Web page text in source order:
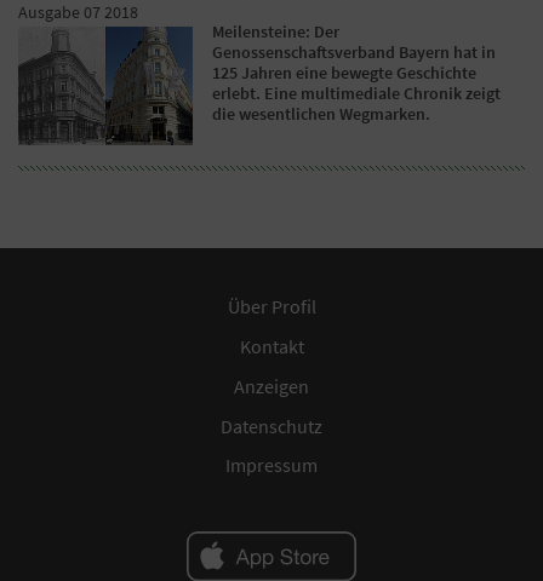
Ausgabe 07 2018
Meilensteine: Der
Genossenschaftsverband Bayern hat in
125 Jahren eine bewegte Geschichte
erlebt. Eine multimediale Chronik zeigt
die wesentlichen Wegmarken.
Über Profil
Kontakt
Anzeigen
Datenschutz
Impressum